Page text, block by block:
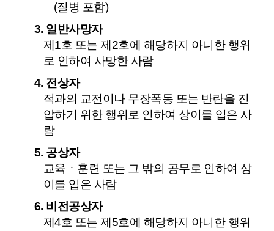
(질병 포함)
3. 일반사망자
제1호 또는 제2호에 해당하지 아니한 행위
로 인하여 사망한 사람
4. 전상자
적과의 교전이나 무장폭동 또는 반란을 진
압하기 위한 행위로 인하여 상이를 입은 사
람
5. 공상자
교육ㆍ훈련 또는 그 밖의 공무로 인하여 상
이를 입은 사람
6. 비전공상자
제4호 또는 제5호에 해당하지 아니한 행위